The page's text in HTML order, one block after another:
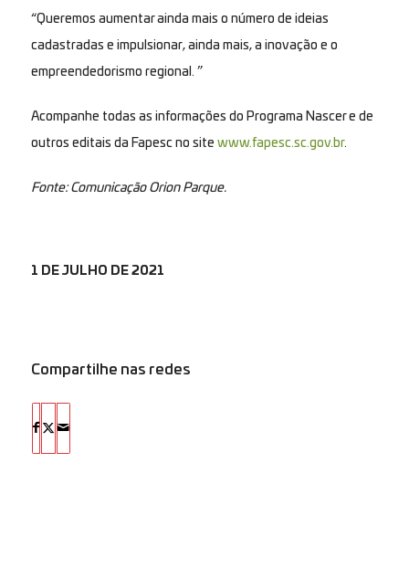
“Queremos aumentar ainda mais o número de ideias
cadastradas e impulsionar, ainda mais, a inovação e o
empreendedorismo regional. ”
Acompanhe todas as informações do Programa Nascer e de
outros editais da Fapesc no site www.fapesc.sc.gov.br.
Fonte: Comunicação Orion Parque.
1 DE JULHO DE 2021
Compartilhe nas redes